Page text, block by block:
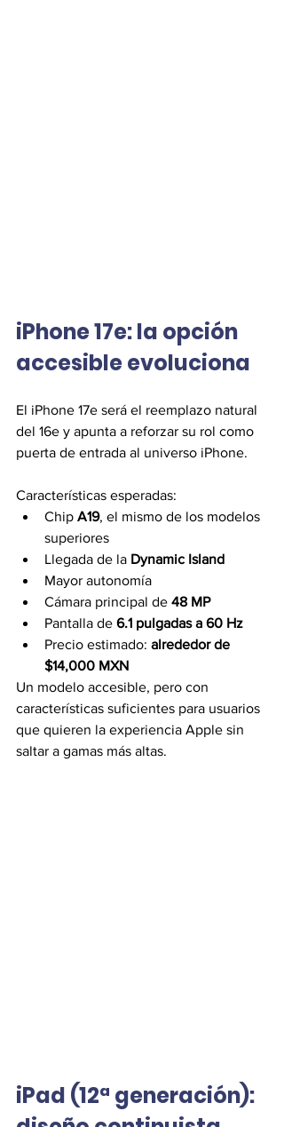
iPhone 17e: la opción
accesible evoluciona
El iPhone 17e será el reemplazo natural
del 16e y apunta a reforzar su rol como
puerta de entrada al universo iPhone.
Características esperadas:
Chip A19, el mismo de los modelos
superiores
Llegada de la Dynamic Island
Mayor autonomía
Cámara principal de 48 MP
Pantalla de 6.1 pulgadas a 60 Hz
Precio estimado: alrededor de
$14,000 MXN
Un modelo accesible, pero con
características suficientes para usuarios
que quieren la experiencia Apple sin
saltar a gamas más altas.
iPad (12ª generación):